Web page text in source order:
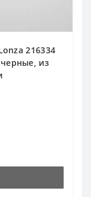
216334
черные, из